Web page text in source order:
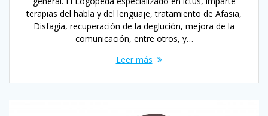
terapias del habla y del lenguaje, tratamiento de Afasia,
Disfagia, recuperación de la deglución, mejora de la
comunicación, entre otros, y…
Leer más